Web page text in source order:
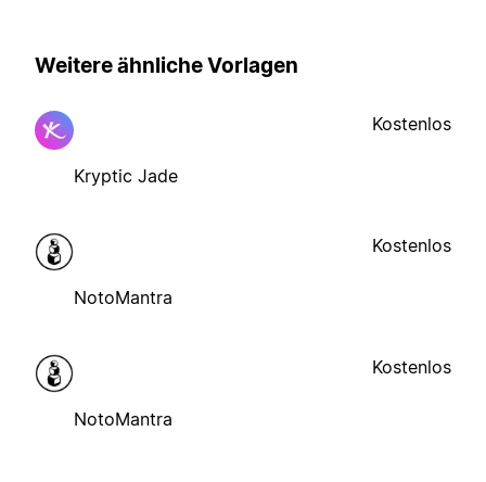
Weitere ähnliche Vorlagen
Kryptic Jade
Kostenlos
NotoMantra
Kostenlos
NotoMantra
Kostenlos